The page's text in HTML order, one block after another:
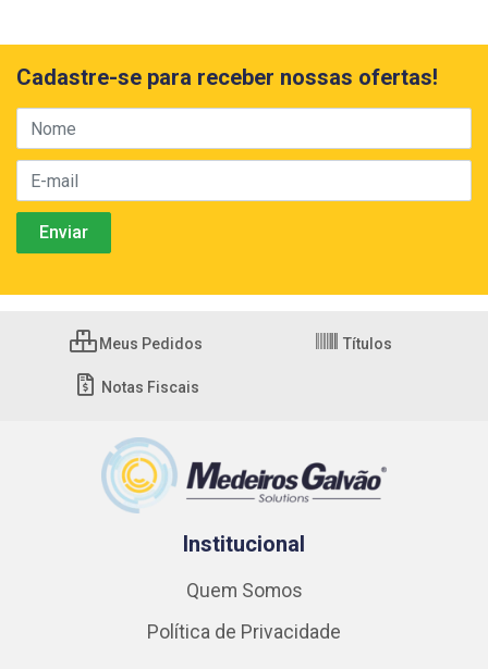
Cadastre-se para receber nossas ofertas!
Meus Pedidos Títulos
Notas Fiscais
Institucional
Quem Somos
Política de Privacidade